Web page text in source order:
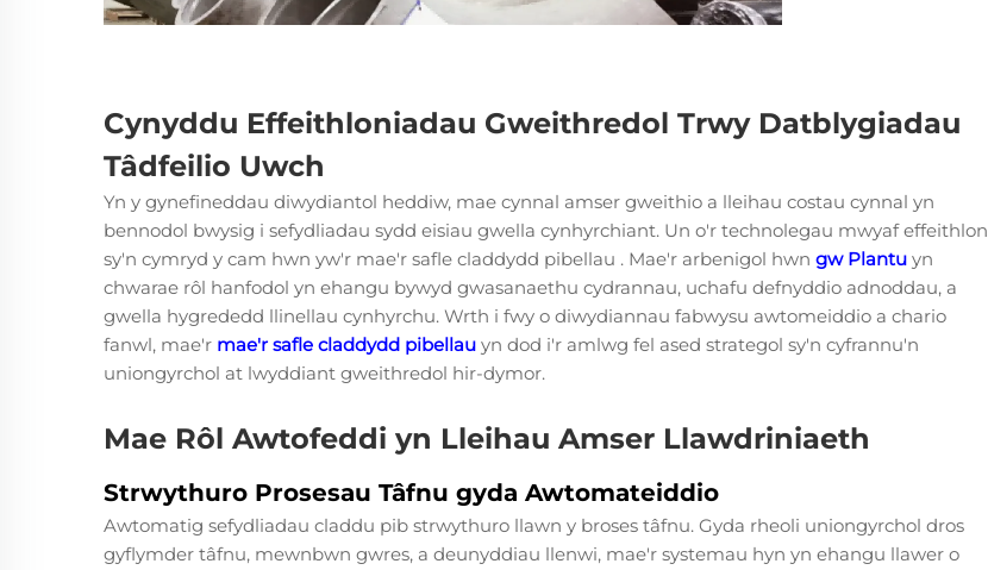
Cynyddu Effeithloniadau Gweithredol Trwy Datblygiadau
Tâdfeilio Uwch
Yn y gynefineddau diwydiantol heddiw, mae cynnal amser gweithio a lleihau costau cynnal yn
bennodol bwysig i sefydliadau sydd eisiau gwella cynhyrchiant. Un o'r technolegau mwyaf effeithlon
sy'n cymryd y cam hwn yw'r mae'r safle claddydd pibellau . Mae'r arbenigol hwn gw Plantu yn
chwarae rôl hanfodol yn ehangu bywyd gwasanaethu cydrannau, uchafu defnyddio adnoddau, a
gwella hygrededd llinellau cynhyrchu. Wrth i fwy o diwydiannau fabwysu awtomeiddio a chario
fanwl, mae'r mae'r safle claddydd pibellau yn dod i'r amlwg fel ased strategol sy'n cyfrannu'n
uniongyrchol at lwyddiant gweithredol hir-dymor.
Mae Rôl Awtofeddi yn Lleihau Amser Llawdriniaeth
Strwythuro Prosesau Tâfnu gyda Awtomateiddio
Awtomatig sefydliadau claddu pib strwythuro llawn y broses tâfnu. Gyda rheoli uniongyrchol dros
gyflymder tâfnu, mewnbwn gwres, a deunyddiau llenwi, mae'r systemau hyn yn ehangu llawer o